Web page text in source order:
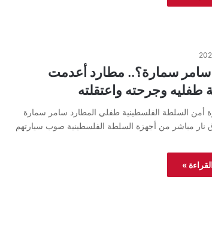
سمارة؟.. مطارد أعدمت
طفليه وجرحته واعتقلته
أمن السلطة الفلسطينية طفلي المطارد سامر سمارة
نار مباشر من أجهزة السلطة الفلسطينية صوب سيارتهم
»